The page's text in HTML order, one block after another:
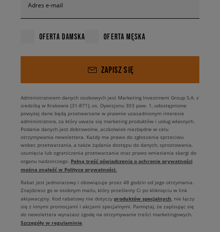
Adres e-mail
OFERTA DAMSKA OFERTA MĘSKA
ZAPISZ SIĘ
Administratorem danych osobowych jest Marketing Investment Group S.A. z
siedzibą w Krakowie (31-871), os. Dywizjonu 303 paw. 1, udostępnione
powyżej dane będą przetwarzane w prawnie uzasadnionym interesie
administratora, za który uważa się marketing produktów i usług własnych.
Podanie danych jest dobrowolne, aczkolwiek niezbędne w celu
otrzymywania newslettera. Każdy ma prawo do zgłoszenia sprzeciwu
wobec przetwarzania, a także żądania dostępu do danych, sprostowania,
usunięcia lub ograniczenia przetwarzania oraz prawo wniesienia skargi do
organu nadzorczego. Pełną treść oświadczenia o ochronie prywatności
można znaleźć w Polityce prywatności.
Rabat jest jednorazowy i obowiązuje przez 48 godzin od jego otrzymania.
Znajdziesz go w osobnym mailu, który prześlemy Ci po kliknięciu w link
aktywacyjny. Kod rabatowy nie dotyczy produktów specjalnych, nie łączy
się z innymi promocjami i akcjami specjalnymi. Pamiętaj, że zapisując się
do newslettera wyrażasz zgodę na otrzymywanie treści marketingowych.
Szczegóły w regulaminie.